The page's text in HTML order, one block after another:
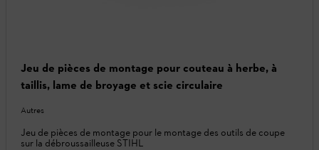
Jeu de pièces de montage pour couteau à herbe, à
taillis, lame de broyage et scie circulaire
Autres
Jeu de pièces de montage pour le montage des outils de coupe
sur la débroussailleuse STIHL